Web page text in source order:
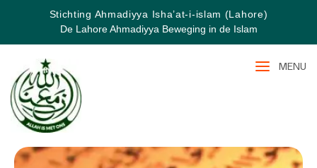
Stichting Ahmadiyya Isha’at-i-islam (Lahore)
De Lahore Ahmadiyya Beweging in de Islam
MENU